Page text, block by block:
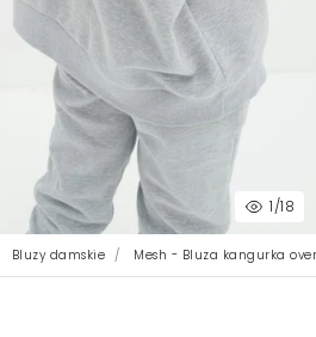
1/18
Bluzy damskie Mesh - Bluza kangurka